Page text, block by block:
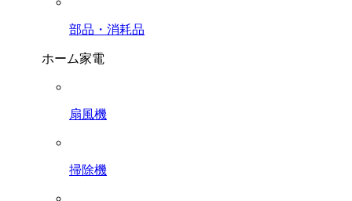
部品・消耗品
ホーム家電
扇風機
掃除機